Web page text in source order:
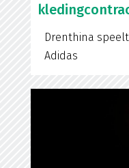
Drenthina
Adidas